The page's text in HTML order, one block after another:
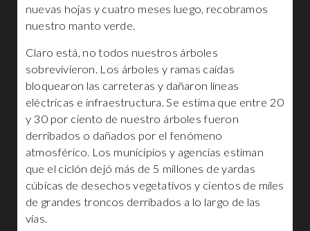
nuevas hojas y cuatro meses luego, recobramos
nuestro manto verde.
Claro está, no todos nuestros árboles
sobrevivieron. Los árboles y ramas caídas
bloquearon las carreteras y dañaron líneas
eléctricas e infraestructura. Se estima que entre 20
y 30 por ciento de nuestro árboles fueron
derribados o dañados por el fenómeno
atmosférico. Los municipios y agencias estiman
que el ciclón dejó más de 5 millones de yardas
cúbicas de desechos vegetativos y cientos de miles
de grandes troncos derribados a lo largo de las
vías.